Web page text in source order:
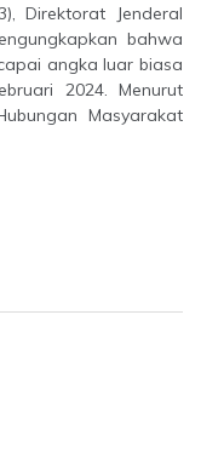
Direktorat Jenderal
bahwa
angka luar biasa
2024. Menurut
Masyarakat